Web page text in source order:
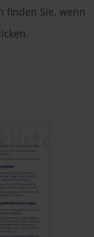
finden Sie, wenn